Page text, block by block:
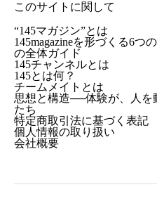
このサイトに関して
“145マガジン”とは
145magazineを形づくる6つ
の全体ガイド
145チャンネルとは
145とは何？
チームメイトとは
思想と構造──体験が、人を
たち
特定商取引法に基づく表記
個人情報の取り扱い
会社概要